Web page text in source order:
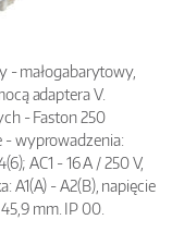
- małogabarytowy,
adaptera V.
- Faston 250
- wyprowadzenia:
AC1 - 16 A / 250 V,
A1(A) - A2(B), napięcie
mm. IP 00.